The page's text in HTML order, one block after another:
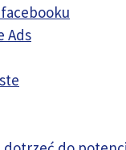
Ads